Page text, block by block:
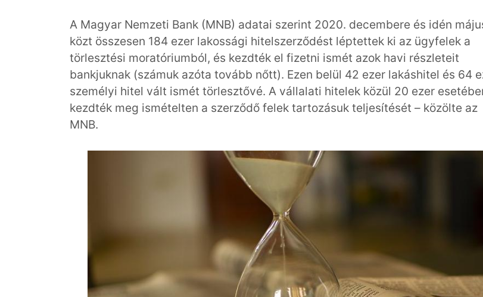
A Magyar Nemzeti Bank (MNB) adatai szerint 2020. decembere és idén
közt összesen 184 ezer lakossági hitelszerződést léptettek ki az ügyfelek a
törlesztési moratóriumból, és kezdték el fizetni ismét azok havi részleteit
bankjuknak (számuk azóta tovább nőtt). Ezen belül 42 ezer lakáshitel és 64
személyi hitel vált ismét törlesztővé. A vállalati hitelek közül 20 ezer
kezdték meg ismételten a szerződő felek tartozásuk teljesítését – közölte az
MNB.